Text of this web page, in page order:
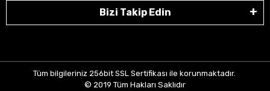
Bizi Takip Edin
Tüm bilgileriniz 256bit SSL Sertifikası ile korunmaktadır.
© 2019 Tüm Hakları Saklıdır